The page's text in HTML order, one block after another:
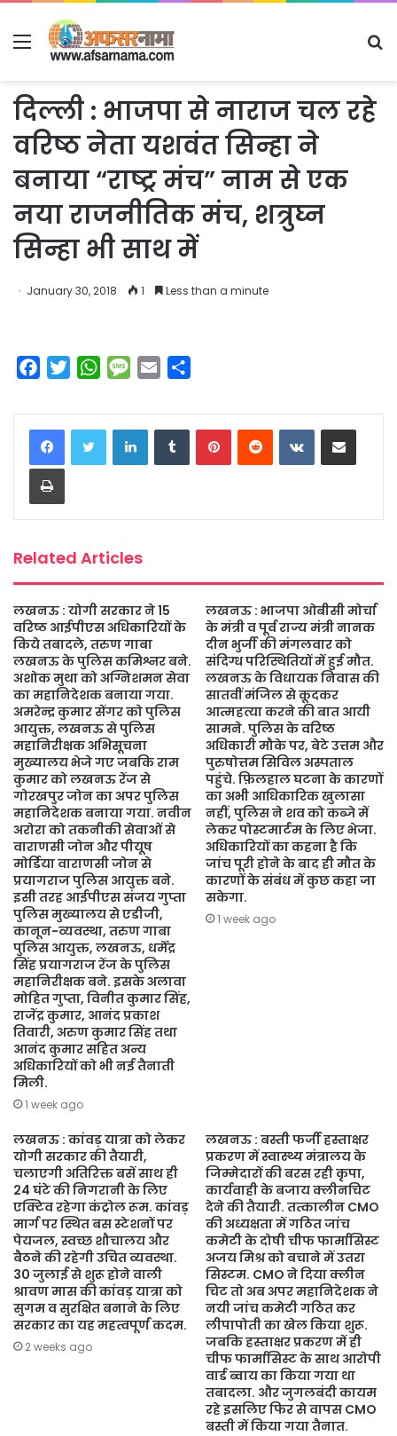
Menu
दिल्ली : भाजपा से नाराज चल रहे
वरिष्ठ नेता यशवंत सिन्हा ने
बनाया “राष्ट्र मंच” नाम से एक
नया राजनीतिक मंच, शत्रुघ्न
सिन्हा भी साथ में
January 30, 2018 1 Less than a minute
c
e
b
o
o
i
t
t
W
a
t
s
M
s
s
a
a
i
a
r
e
LinkedInTumblrPinterestReddit VKontakteShare via Email
Print
Related Articles
लखनऊ : योगी सरकार ने 15
वरिष्ठ आईपीएस अधिकारियों के
किये तबादले, तरुण गाबा
लखनऊ के पुलिस कमिश्नर बने.
अशोक मुथा को अग्निशमन सेवा
का महानिदेशक बनाया गया.
अमरेन्द्र कुमार सेंगर को पुलिस
आयुक्त, लखनऊ से पुलिस
महानिरीक्षक अभिसूचना
मुख्यालय भेजे गए जबकि राम
कुमार को लखनऊ रेंज से
गोरखपुर जोन का अपर पुलिस
महानिदेशक बनाया गया. नवीन
अरोरा को तकनीकी सेवाओं से
वाराणसी जोन और पीयूष
मोर्डिया वाराणसी जोन से
प्रयागराज पुलिस आयुक्त बने.
इसी तरह आईपीएस संजय गुप्ता
पुलिस मुख्यालय से एडीजी,
कानून-व्यवस्था, तरुण गाबा
पुलिस आयुक्त, लखनऊ, धर्मेंद्र
सिंह प्रयागराज रेंज के पुलिस
महानिरीक्षक बने. इसके अलावा
मोहित गुप्ता, विनीत कुमार सिंह,
राजेंद्र कुमार, आनंद प्रकाश
तिवारी, अरुण कुमार सिंह तथा
आनंद कुमार सहित अन्य
अधिकारियों को भी नई तैनाती
मिली.
1 week ago
लखनऊ : भाजपा ओबीसी मोर्चा
के मंत्री व पूर्व राज्य मंत्री नानक
दीन भुर्जी की मंगलवार को
संदिग्ध परिस्थितियों में हुई मौत.
लखनऊ के विधायक निवास की
सातवीं मंजिल से कूदकर
आत्महत्या करने की बात आयी
सामने. पुलिस के वरिष्ठ
अधिकारी मौके पर, बेटे उत्तम और
पुरुषोत्तम सिविल अस्पताल
पहुंचे. फ़िलहाल घटना के कारणों
का अभी आधिकारिक खुलासा
नहीं, पुलिस ने शव को कब्जे में
लेकर पोस्टमार्टम के लिए भेजा.
अधिकारियों का कहना है कि
जांच पूरी होने के बाद ही मौत के
कारणों के संबंध में कुछ कहा जा
सकेगा.
1 week ago
लखनऊ : कांवड़ यात्रा को लेकर
योगी सरकार की तैयारी,
चलाएगी अतिरिक्त बसें साथ ही
24 घंटे की निगरानी के लिए
एक्टिव रहेगा कंट्रोल रूम. कांवड़
मार्ग पर स्थित बस स्टेशनों पर
पेयजल, स्वच्छ शौचालय और
बैठने की रहेगी उचित व्यवस्था.
30 जुलाई से शुरू होने वाली
श्रावण मास की कांवड़ यात्रा को
सुगम व सुरक्षित बनाने के लिए
सरकार का यह महत्वपूर्ण कदम.
2 weeks ago
लखनऊ : बस्ती फर्जी हस्ताक्षर
प्रकरण में स्वास्थ्य मंत्रालय के
जिम्मेदारों की बरस रही कृपा,
कार्यवाही के बजाय क्लीनचिट
देने की तैयारी. तत्कालीन CMO
की अध्यक्षता में गठित जांच
कमेटी के दोषी चीफ फार्मासिस्ट
अजय मिश्र को बचाने में उतरा
सिस्टम. CMO ने दिया क्लीन
चिट तो अब अपर महानिदेशक ने
नयी जांच कमेटी गठित कर
लीपापोती का खेल किया शुरू.
जबकि हस्ताक्षर प्रकरण में ही
चीफ फार्मासिस्ट के साथ आरोपी
वार्ड ब्वाय का किया गया था
तबादला. और जुगलबंदी कायम
रहे इसलिए फिर से वापस CMO
बस्ती में किया गया तैनात.